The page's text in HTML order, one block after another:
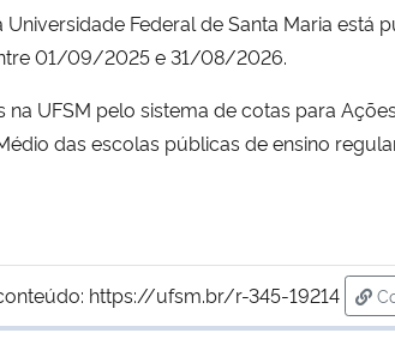
Federal de Santa Maria está
01/09/2025 e 31/08/2026.
UFSM pelo sistema de cotas para
das escolas públicas de ensino
https://ufsm.br/r-345-19214